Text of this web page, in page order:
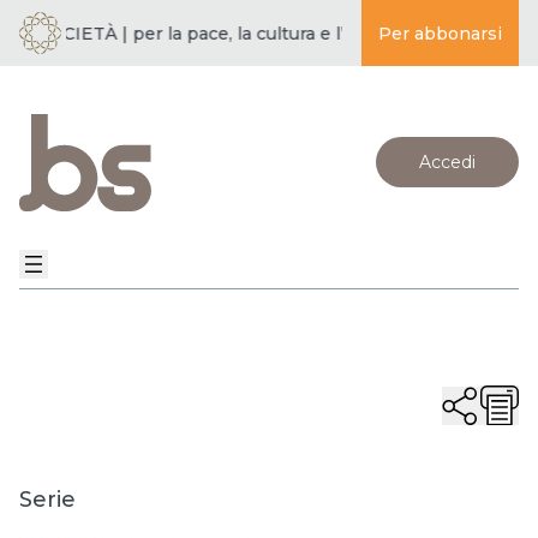
E SOCIETÀ | per la pace, la cultura e l’educazione ·
Per abbonarsi
Accedi
Serie